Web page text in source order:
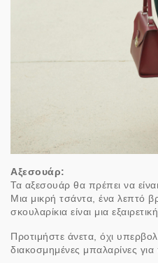
Αξεσουάρ:
Τα αξεσουάρ θα πρέπει να
Μια μικρή τσάντα, ένα λεπτό
σκουλαρίκια είναι μια
Προτιμήστε άνετα, όχι
διακοσμημένες μπαλαρίνες